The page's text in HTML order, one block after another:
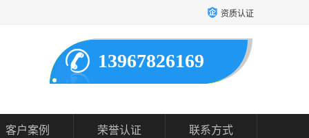
资质认证
13967826169
客户案例 荣誉认证 联系方式